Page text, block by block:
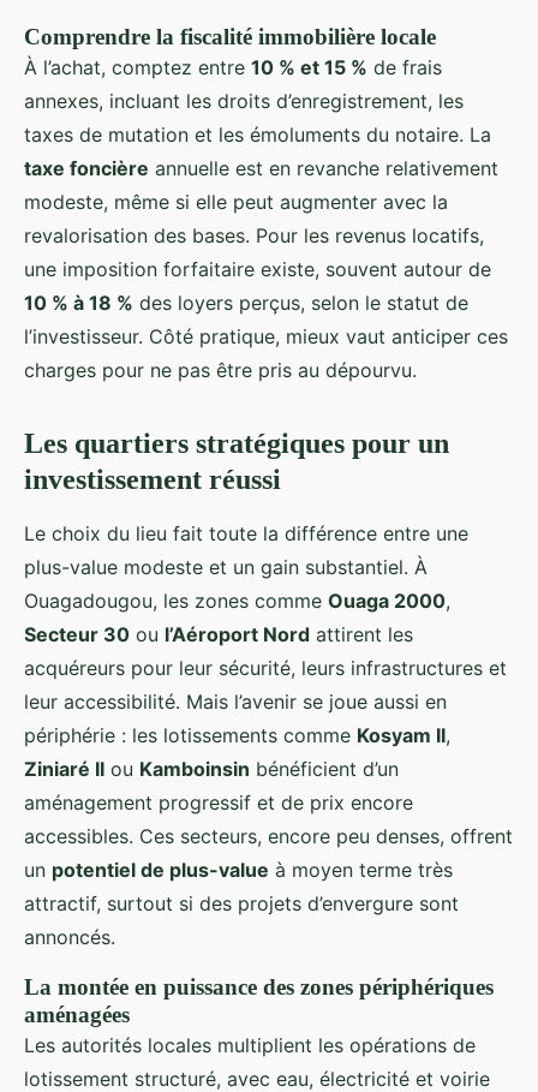
Comprendre la fiscalité immobilière locale
À l’achat, comptez entre 10 % et 15 % de frais
annexes, incluant les droits d’enregistrement, les
taxes de mutation et les émoluments du notaire. La
taxe foncière annuelle est en revanche relativement
modeste, même si elle peut augmenter avec la
revalorisation des bases. Pour les revenus locatifs,
une imposition forfaitaire existe, souvent autour de
10 % à 18 % des loyers perçus, selon le statut de
l’investisseur. Côté pratique, mieux vaut anticiper ces
charges pour ne pas être pris au dépourvu.
Les quartiers stratégiques pour un
investissement réussi
Le choix du lieu fait toute la différence entre une
plus-value modeste et un gain substantiel. À
Ouagadougou, les zones comme Ouaga 2000,
Secteur 30 ou l’Aéroport Nord attirent les
acquéreurs pour leur sécurité, leurs infrastructures et
leur accessibilité. Mais l’avenir se joue aussi en
périphérie : les lotissements comme Kosyam II,
Ziniaré II ou Kamboinsin bénéficient d’un
aménagement progressif et de prix encore
accessibles. Ces secteurs, encore peu denses, offrent
un potentiel de plus-value à moyen terme très
attractif, surtout si des projets d’envergure sont
annoncés.
La montée en puissance des zones périphériques
aménagées
Les autorités locales multiplient les opérations de
lotissement structuré, avec eau, électricité et voirie